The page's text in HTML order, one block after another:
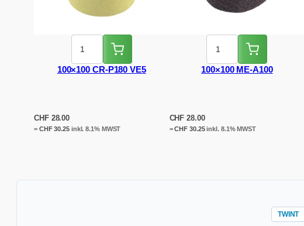
100×100 CR-P180 VE5
CHF28.00
= CHF30.25inkl. 8.1% MWST
100×100 ME-A100
CHF 28.00
=CHF 30.25inkl. 8.1% MWST
TWINT